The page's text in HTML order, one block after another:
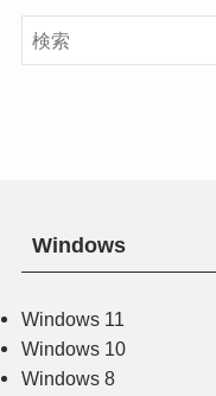
Windows
Windows 11
Windows 10
Windows 8